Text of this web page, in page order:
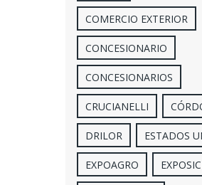
COMERCIO EXTERIOR
CONCESIONARIO
CONCESIONARIOS
CRUCIANELLI
DRILOR ESTADOS
EXPOAGRO